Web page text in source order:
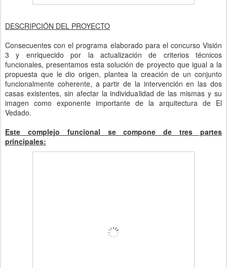
DESCRIPCIÓN DEL PROYECTO
Consecuentes con el programa elaborado para el concurso Visión
3 y enriquecido por la actualización de criterios técnicos
funcionales, presentamos esta solución de proyecto que igual a la
propuesta que le dio origen, plantea la creación de un conjunto
funcionalmente coherente, a partir de la intervención en las dos
casas existentes, sin afectar la individualidad de las mismas y su
imagen como exponente importante de la arquitectura de El
Vedado.
Este complejo funcional se compone de tres partes
principales: